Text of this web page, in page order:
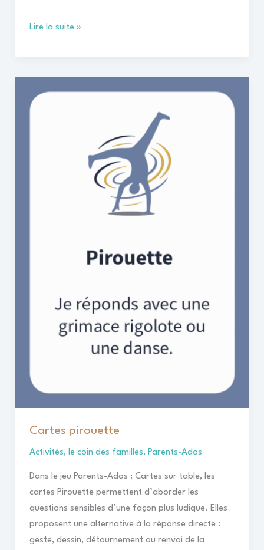
Lire la suite »
Cartes pirouette
Activités, le coin des familles, Parents-Ados
Dans le jeu Parents-Ados : Cartes sur table, les
cartes Pirouette permettent d’aborder les
questions sensibles d’une façon plus ludique. Elles
proposent une alternative à la réponse directe :
geste, dessin, détournement ou renvoi de la
pirouette